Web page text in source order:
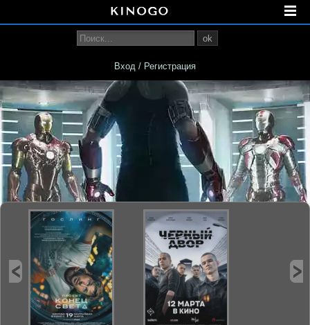
ok
Вход / Регистрация